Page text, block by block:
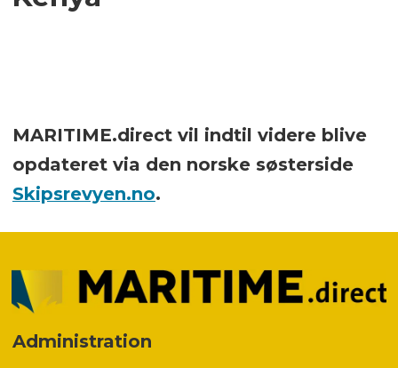
MARITIME.direct vil indtil videre blive
opdateret via den norske søsterside
Skipsrevyen.no.
Administration